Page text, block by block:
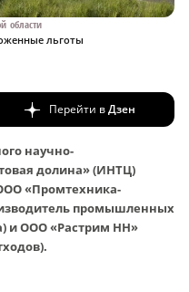
области
льготы
Перейти вДзен
научно-
долина» (ИНТЦ)
«Промтехника-
промышленных
и ООО «Растрим НН»